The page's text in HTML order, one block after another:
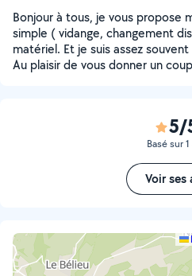
Bonjour à tous, je vous propose
simple ( vidange, changement
matériel. Et je suis assez
Au plaisir de vous donner un
5/
Basé sur
Voir ses